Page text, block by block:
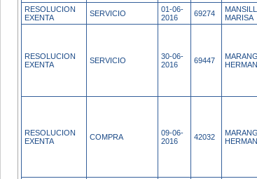
RESOLUCION
EXENTA
SERVICIO
01-06-
2016
69274
MARISA
RESOLUCION
EXENTA
SERVICIO
30-06-
2016
69447
RESOLUCION
EXENTA
COMPRA
09-06-
2016
42032